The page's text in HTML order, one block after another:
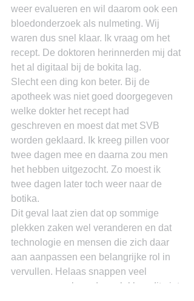
weer evalueren en wil daarom ook een
bloedonderzoek als nulmeting. Wij
waren dus snel klaar. Ik vraag om het
recept. De doktoren herinnerden mij dat
het al digitaal bij de bokita lag.
Slecht een ding kon beter. Bij de
apotheek was niet goed doorgegeven
welke dokter het recept had
geschreven en moest dat met SVB
worden geklaard. Ik kreeg pillen voor
twee dagen mee en daarna zou men
het hebben uitgezocht. Zo moest ik
twee dagen later toch weer naar de
botika.
Dit geval laat zien dat op sommige
plekken zaken wel veranderen en dat
technologie en mensen die zich daar
aan aanpassen een belangrijke rol in
vervullen. Helaas snappen veel
mensen op vele andere plekken dit niet.